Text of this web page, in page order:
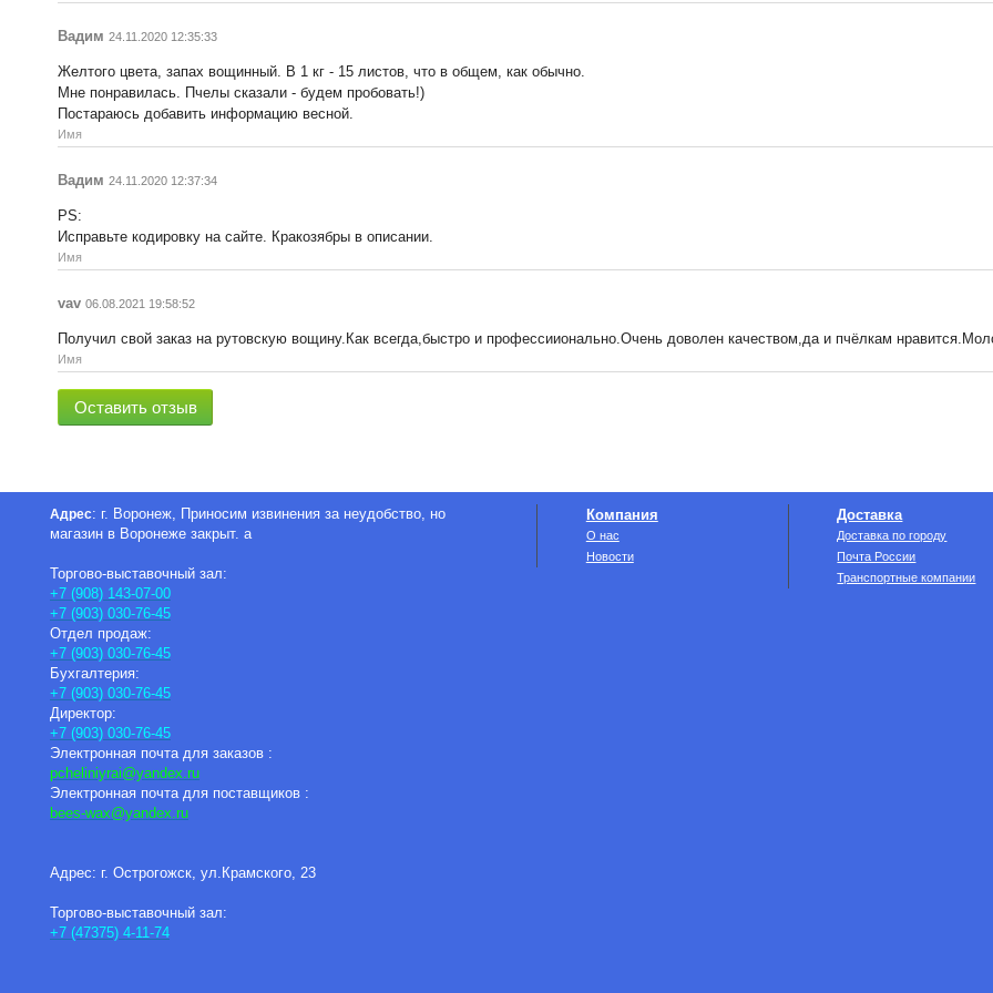
Вадим 24.11.2020 12:35:33
Желтого цвета, запах вощинный. В 1 кг - 15 листов, что в общем, как обычно.
Мне понравилась. Пчелы сказали - будем пробовать!)
Постараюсь добавить информацию весной.
Имя
Вадим 24.11.2020 12:37:34
PS:
Исправьте кодировку на сайте. Кракозябры в описании.
Имя
vav 06.08.2021 19:58:52
Получил свой заказ на рутовскую вощину.Как всегда,быстро и профессиионально.Очень доволен качеством,да и пчёлкам
Имя
Оставить отзыв
Адрес: г. Воронеж, Приносим извинения за неудобство, но
магазин в Воронеже закрыт. а
Торгово-выставочный зал:
+7 (908) 143-07-00
+7 (903) 030-76-45
Отдел продаж:
+7 (903) 030-76-45
Бухгалтерия:
+7 (903) 030-76-45
Директор:
+7 (903) 030-76-45
Электронная почта для заказов :
pcheliniyrai@yandex.ru
Электронная почта для поставщиков :
bees-wax@yandex.ru
Адрес: г. Острогожск, ул.Крамского, 23
Торгово-выставочный зал:
+7 (47375) 4-11-74
Компания
О нас
Новости
Доставка
Доставка по городу
Почта России
Транспортные компании